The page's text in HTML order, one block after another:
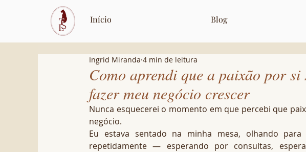
Início Blog
Como aprendi que a paixão por
fazer meu negócio crescer
Ingrid Miranda 4 min de leitura
Nunca esquecerei o momento em que percebi que
negócio.
Eu estava sentado na minha mesa, olhando
repetidamente — esperando por consultas,